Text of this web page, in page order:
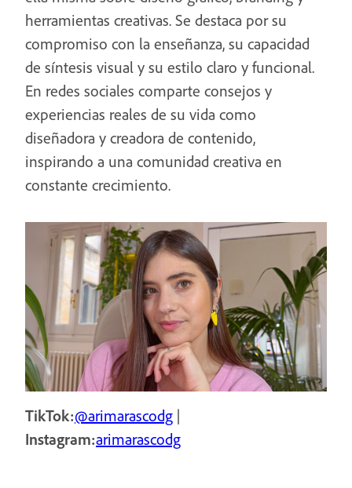
herramientas creativas. Se destaca por su
compromiso con la enseñanza, su capacidad
de síntesis visual y su estilo claro y funcional.
En redes sociales comparte consejos y
experiencias reales de su vida como
diseñadora y creadora de contenido,
inspirando a una comunidad creativa en
constante crecimiento.
TikTok:@arimarascodg |
Instagram:arimarascodg